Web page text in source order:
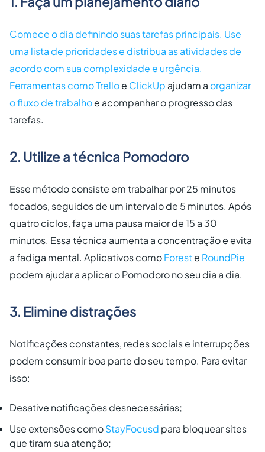
Comece o dia definindo suas tarefas principais. Use
uma lista de prioridades e distribua as atividades de
acordo com sua complexidade e urgência.
Ferramentas comoTrelloe ClickUp ajudam a organizar
o fluxo de trabalhoe acompanhar o progresso das
tarefas.
2. Utilize a técnica Pomodoro
Esse método consiste em trabalhar por 25 minutos
focados, seguidos de um intervalo de 5 minutos. Após
quatro ciclos, faça uma pausa maior de 15 a 30
minutos. Essa técnica aumenta a concentração e evita
a fadiga mental. Aplicativos comoForeste RoundPie
podem ajudar a aplicar o Pomodoro no seu dia a dia.
3. Elimine distrações
Notificações constantes, redes sociais e interrupções
podem consumir boa parte do seu tempo. Para evitar
isso:
Desative notificações desnecessárias;
Use extensões comoStayFocusd para bloquear sites
que tiram sua atenção;